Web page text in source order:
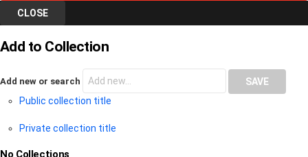
CLOSE
Add to Collection
Add new or search
Public collection title
Private collection title
No Collections